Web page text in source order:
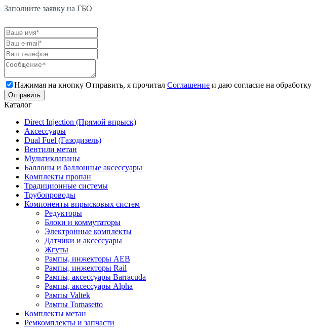
Заполните заявку на ГБО
Нажимая на кнопку Отправить, я прочитал Соглашение и даю согласие на обработку
Каталог
Direct Injection (Прямой впрыск)
Аксессуары
Dual Fuel (Газодизель)
Вентили метан
Мультиклапаны
Баллоны и баллонные аксессуары
Комплекты пропан
Традиционные системы
Трубопроводы
Компоненты впрысковых систем
Редукторы
Блоки и коммутаторы
Электронные комплекты
Датчики и аксессуары
Жгуты
Рампы, инжекторы AEB
Рампы, инжекторы Rail
Рампы, аксессуары Barracuda
Рампы, аксессуары Alpha
Рампы Valtek
Рампы Tomasetto
Комплекты метан
Ремкомплекты и запчасти